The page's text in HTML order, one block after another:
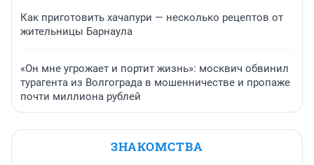
Как приготовить хачапури — несколько рецептов от
жительницы Барнаула
«Он мне угрожает и портит жизнь»: москвич обвинил
турагента из Волгограда в мошенничестве и пропаже
почти миллиона рублей
ЗНАКОМСТВА